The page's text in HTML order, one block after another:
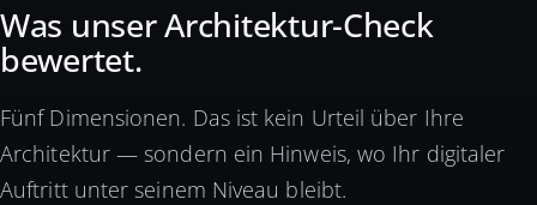
Was unser Architektur-Check
bewertet.
Fünf Dimensionen. Das ist kein Urteil über Ihre
Architektur — sondern ein Hinweis, wo Ihr digitaler
Auftritt unter seinem Niveau bleibt.